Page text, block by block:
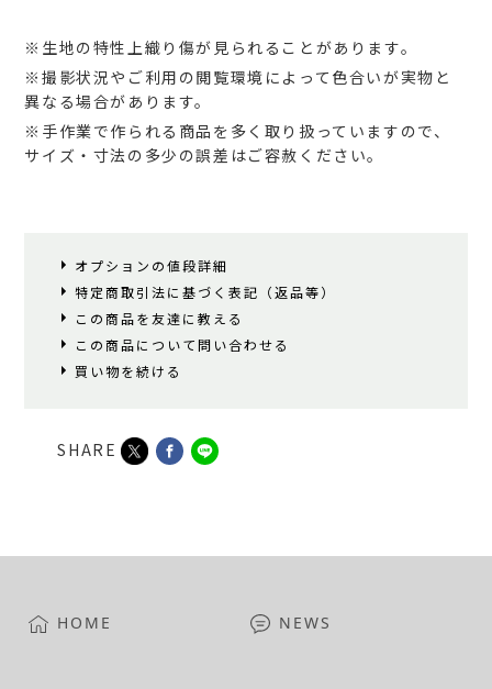
※生地の特性上織り傷が見られることがあります。
※撮影状況やご利用の閲覧環境によって色合いが実物と
異なる場合があります。
※手作業で作られる商品を多く取り扱っていますので、
サイズ・寸法の多少の誤差はご容赦ください。
オプションの値段詳細
特定商取引法に基づく表記（返品等）
この商品を友達に教える
この商品について問い合わせる
買い物を続ける
SHARE
HOME NEWS